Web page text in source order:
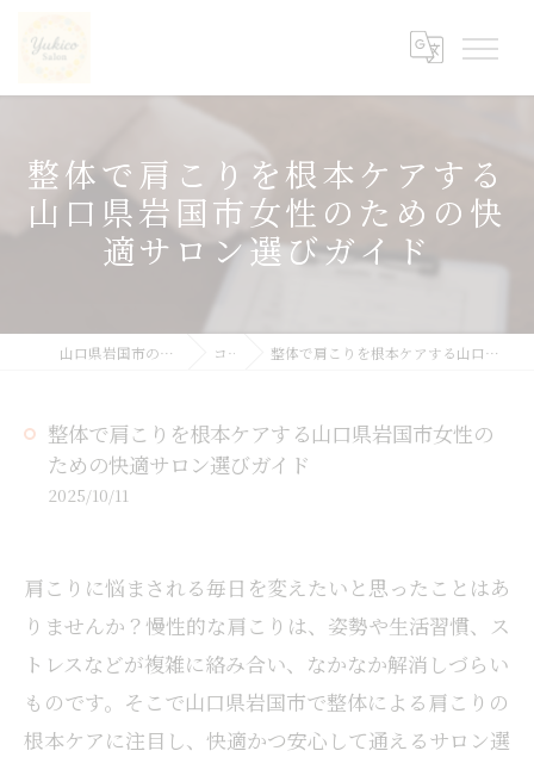
整体で肩こりを根本ケアする
山口県岩国市女性のための快
適サロン選びガイド
山口県岩国市の整体ならyukicoサロン コラム 整体で肩こりを根本ケアする山口県岩国市女性のための快適サロン選びガイド
整体で肩こりを根本ケアする山口県岩国市女性の
ための快適サロン選びガイド
2025/10/11
肩こりに悩まされる毎日を変えたいと思ったことはあ
りませんか？慢性的な肩こりは、姿勢や生活習慣、ス
トレスなどが複雑に絡み合い、なかなか解消しづらい
ものです。そこで山口県岩国市で整体による肩こりの
根本ケアに注目し、快適かつ安心して通えるサロン選